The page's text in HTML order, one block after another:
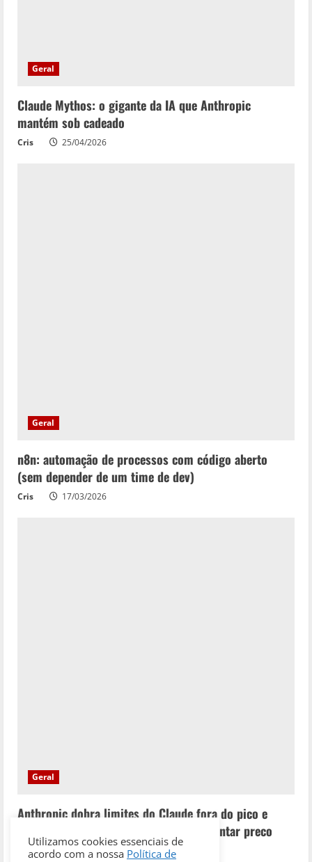
Geral
Claude Mythos: o gigante da IA que Anthropic
mantém sob cadeado
Cris 25/04/2026
Geral
n8n: automação de processos com código aberto
(sem depender de um time de dev)
Cris 17/03/2026
Geral
Anthropic dobra limites do Claude fora do pico e
libera contexto de 1M tokens sem aumentar preco
Cris 16/03/2026
Utilizamos cookies essenciais de
acordo com a nossa Política de